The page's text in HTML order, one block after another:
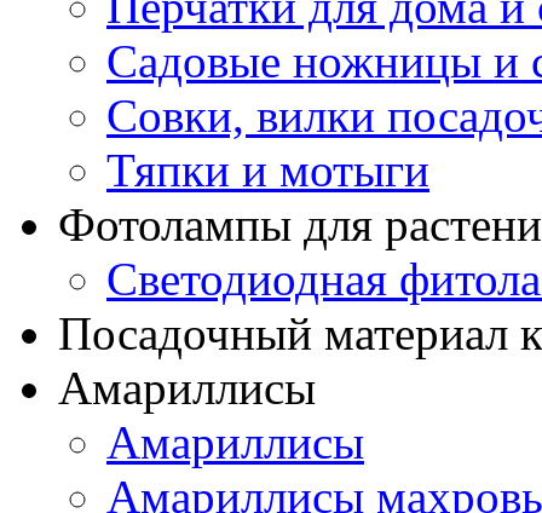
Садовые ножницы и
Совки, вилки
Тяпки и мотыги
Фотолампы для
Светодиодная
Посадочный материал
Амариллисы
Амариллисы
Амариллисы